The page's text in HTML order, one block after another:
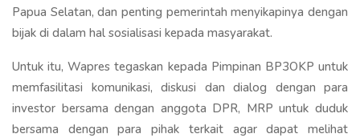
Papua Selatan, dan penting pemerintah menyikapinya dengan
bijak di dalam hal sosialisasi kepada masyarakat.
Untuk itu, Wapres tegaskan kepada Pimpinan BP3OKP untuk
memfasilitasi komunikasi, diskusi dan dialog dengan para
investor bersama dengan anggota DPR, MRP untuk duduk
bersama dengan para pihak terkait agar dapat melihat